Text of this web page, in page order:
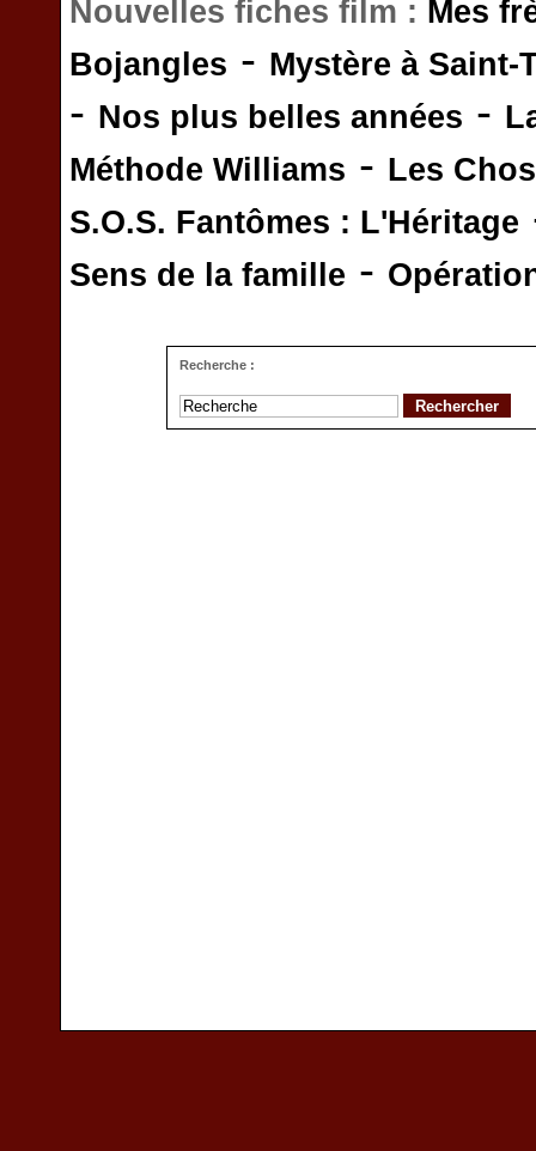
Nouvelles fiches film : Mes
Bojangles - Mystère à Saint-
- Nos plus belles années -
Méthode Williams - Les
S.O.S. Fantômes : L'Héritage
Sens de la famille -
Recherche :